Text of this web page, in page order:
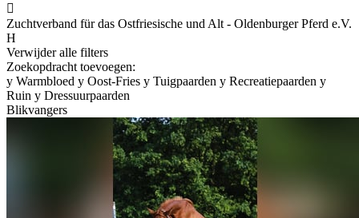

Zuchtverband für das Ostfriesische und Alt - Oldenburger Pferd e.V.
H
Verwijder alle filters
Zoekopdracht toevoegen:
y Warmbloed y Oost-Fries y Tuigpaarden y Recreatiepaarden y
Ruin y Dressuurpaarden
Blikvangers